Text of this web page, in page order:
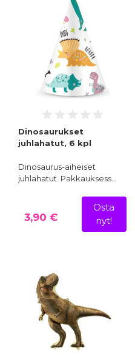
Dinosaurukset
juhlahatut, 6 kpl
Dinosaurus-aiheiset
juhlahatut. Pakkauksess…
3,90 €
Osta
nyt!